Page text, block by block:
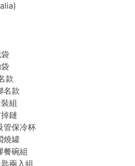
款
名款
組
鏈
管保冷杯
燒罐
餐碗組
兩入組